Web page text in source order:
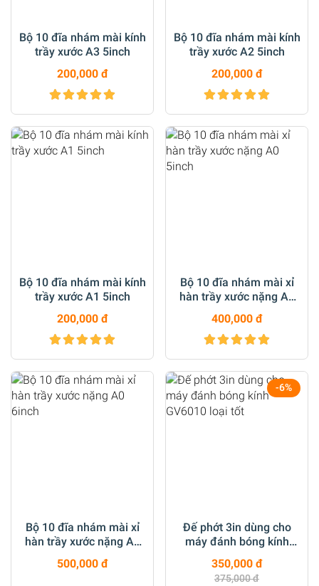
Bộ 10 đĩa nhám mài kính
trầy xước A3 5inch
200,000 đ
Bộ 10 đĩa nhám mài kính
trầy xước A2 5inch
200,000 đ
Bộ 10 đĩa nhám mài kính
trầy xước A1 5inch
200,000 đ
Bộ 10 đĩa nhám mài xỉ
hàn trầy xước nặng A0
5inch
400,000 đ
Bộ 10 đĩa nhám mài xỉ
hàn trầy xước nặng A0
6inch
500,000 đ
-6%
Đế phớt 3in dùng cho
máy đánh bóng kính
GV6010 loại tốt
350,000 đ
375,000 đ